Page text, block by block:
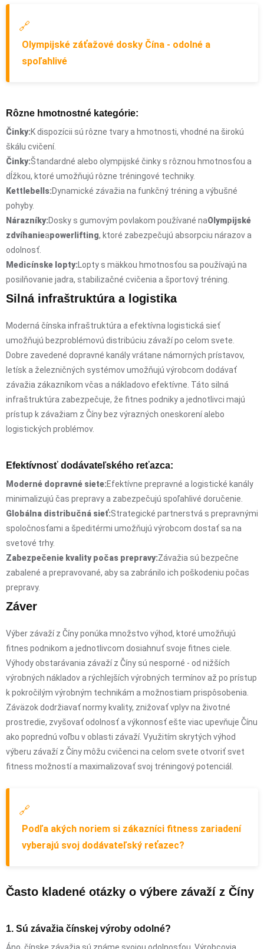
🔗
Olympijské záťažové dosky Čína - odolné a
spoľahlivé
Rôzne hmotnostné kategórie:
Činky:K dispozícii sú rôzne tvary a hmotnosti, vhodné na širokú
škálu cvičení.
Činky:Štandardné alebo olympijské činky s rôznou hmotnosťou a
dĺžkou, ktoré umožňujú rôzne tréningové techniky.
Kettlebells:Dynamické závažia na funkčný tréning a výbušné
pohyby.
Nárazníky:Dosky s gumovým povlakom používané naOlympijské
zdvíhanieapowerlifting, ktoré zabezpečujú absorpciu nárazov a
odolnosť.
Medicínske lopty: Lopty s mäkkou hmotnosťou sa používajú na
posilňovanie jadra, stabilizačné cvičenia a športový tréning.
Silná infraštruktúra a logistika
Moderná čínska infraštruktúra a efektívna logistická sieť
umožňujú bezproblémovú distribúciu závaží po celom svete.
Dobre zavedené dopravné kanály vrátane námorných prístavov,
letísk a železničných systémov umožňujú výrobcom dodávať
závažia zákazníkom včas a nákladovo efektívne. Táto silná
infraštruktúra zabezpečuje, že fitnes podniky a jednotlivci majú
prístup k závažiam z Číny bez výrazných oneskorení alebo
logistických problémov.
Efektívnosť dodávateľského reťazca:
Moderné dopravné siete:Efektívne prepravné a logistické kanály
minimalizujú čas prepravy a zabezpečujú spoľahlivé doručenie.
Globálna distribučná sieť:Strategické partnerstvá s prepravnými
spoločnosťami a špeditérmi umožňujú výrobcom dostať sa na
svetové trhy.
Zabezpečenie kvality počas prepravy:Závažia sú bezpečne
zabalené a prepravované, aby sa zabránilo ich poškodeniu počas
prepravy.
Záver
Výber závaží z Číny ponúka množstvo výhod, ktoré umožňujú
fitnes podnikom a jednotlivcom dosiahnuť svoje fitnes ciele.
Výhody obstarávania závaží z Číny sú nesporné - od nižších
výrobných nákladov a rýchlejších výrobných termínov až po prístup
k pokročilým výrobným technikám a možnostiam prispôsobenia.
Záväzok dodržiavať normy kvality, znižovať vplyv na životné
prostredie, zvyšovať odolnosť a výkonnosť ešte viac upevňuje Čínu
ako poprednú voľbu v oblasti závaží. Využitím skrytých výhod
výberu závaží z Číny môžu cvičenci na celom svete otvoriť svet
fitness možností a maximalizovať svoj tréningový potenciál.
🔗
Podľa akých noriem si zákazníci fitness zariadení
vyberajú svoj dodávateľský reťazec?
Často kladené otázky o výbere závaží z Číny
1. Sú závažia čínskej výroby odolné?